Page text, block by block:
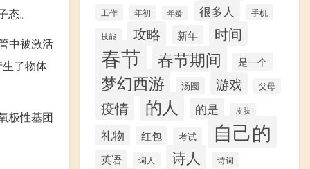
。
中被激活
了物体
极性基团
工作 年初 年龄 很多人 手机
技能 攻略 新年 时间
春节 春节期间 是一个
梦幻西游 汤圆 游戏 父母
疫情 的人 的是 皮肤
礼物 红包 考试 自己的
英语 词人 诗人 诗词